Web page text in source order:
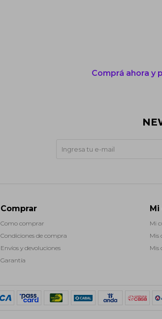
Comprá ahora y
Comprar
Como comprar
Condiciones de compra
Envíos y devoluciones
Garantía
Mi
Mis
Mis